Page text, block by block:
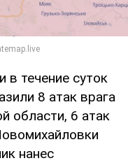
в течение суток
8 атак врага
области, 6 атак
нанес